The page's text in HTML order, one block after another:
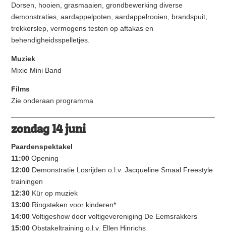
Dorsen, hooien, grasmaaien, grondbewerking diverse
demonstraties, aardappelpoten, aardappelrooien, brandspuit,
trekkerslep, vermogens testen op aftakas en
behendigheidsspelletjes.
Muziek
Mixie Mini Band
Films
Zie onderaan programma
zondag 14 juni
Paardenspektakel
11:00 Opening
12:00 Demonstratie Losrijden o.l.v. Jacqueline Smaal Freestyle
trainingen
12:30 Kür op muziek
13:00 Ringsteken voor kinderen*
14:00 Voltigeshow door voltigevereniging De Eemsrakkers
15:00 Obstakeltraining o.l.v. Ellen Hinrichs